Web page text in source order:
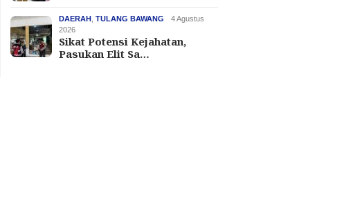
DAERAH ,TULANG BAWANG
4 Agustus
2026
Sikat Potensi Kejahatan,
Pasukan Elit Sa…